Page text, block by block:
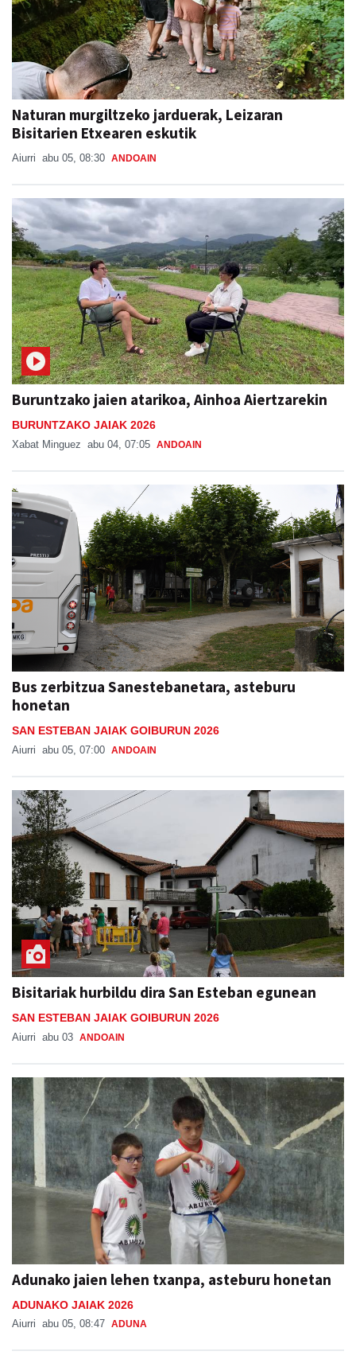
Naturan murgiltzeko jarduerak, Leizaran
Bisitarien Etxearen eskutik
Aiurri abu 05, 08:30 ANDOAIN
Buruntzako jaien atarikoa, Ainhoa Aiertzarekin
BURUNTZAKO JAIAK 2026
Xabat Minguez abu 04, 07:05 ANDOAIN
Bus zerbitzua Sanestebanetara, asteburu
honetan
SAN ESTEBAN JAIAK GOIBURUN 2026
Aiurri abu 05, 07:00 ANDOAIN
Bisitariak hurbildu dira San Esteban egunean
SAN ESTEBAN JAIAK GOIBURUN 2026
Aiurri abu 03 ANDOAIN
Adunako jaien lehen txanpa, asteburu honetan
ADUNAKO JAIAK 2026
Aiurri abu 05, 08:47 ADUNA